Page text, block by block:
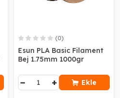
(0)
Esun PLA Basic Filament
Bej 1.75mm 1000gr
− + Ekle